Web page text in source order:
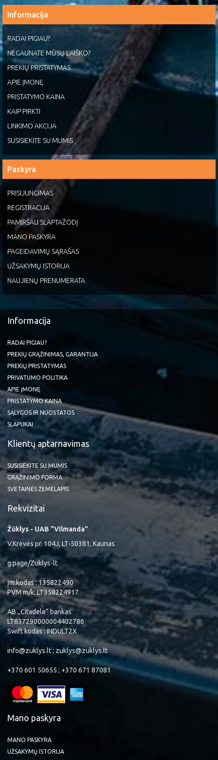
Informacija
RADAI PIGIAU?
NEGAUNATE MŪSŲ LAIŠKO?
PREKIŲ PRISTATYMAS
APIE ĮMONĘ
PRISTATYMO KAINA
KAIP PIRKTI
LINKIMO AKCIJA
SUSISIEKITE SU MUMIS
Paskyra
PRISIJUNGIMAS
REGISTRACIJA
PAMIRŠAU SLAPTAŽODĮ
MANO PASKYRA
PAGEIDAVIMŲ SĄRAŠAS
UŽSAKYMŲ ISTORIJA
NAUJIENŲ PRENUMERATA
Informacija
RADAI PIGIAU?
PREKIŲ GRĄŽINIMAS, GARANTIJA
PREKIŲ PRISTATYMAS
PRIVATUMO POLITIKA
APIE ĮMONĘ
PRISTATYMO KAINA
SĄLYGOS IR NUOSTATOS
SLAPUKAI
Klientų aptarnavimas
SUSISIEKITE SU MUMIS
GRĄŽINIMO FORMA
SVETAINĖS ŽEMĖLAPIS
Rekvizitai
Žūklys - UAB "Vilmanda"
V.Krėvės pr. 104J, LT-50381, Kaunas
g.page/Zuklys-lt
Įm.kodas : 135822490
PVM m/k: LT358224917
AB „Citadele“ bankas
LT637290000004402786
Swift kodas : INDULT2X
info@zuklys.lt ; zuklys@zuklys.lt
+370 601 50655 ; +370 671 87081
Mano paskyra
MANO PASKYRA
UŽSAKYMŲ ISTORIJA